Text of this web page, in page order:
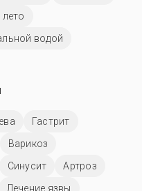
водой
Гастрит
Варикоз
Синусит
Артроз
Лечение язвы